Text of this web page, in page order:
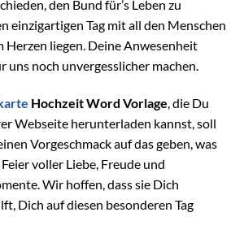
den Bund für’s Leben zu
einzigartigen Tag mit all den Menschen
Herzen liegen. Deine Anwesenheit
uns noch unvergesslicher machen.
Hochzeit Word Vorlage , die Du
Webseite herunterladen kannst, soll
Vorgeschmack auf das geben, was
voller Liebe, Freude und
Wir hoffen, dass sie Dich
Dich auf diesen besonderen Tag